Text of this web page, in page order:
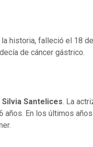
historia, falleció el 18 de
de cáncer gástrico.
Silvia Santelices. La
años. En los últimos